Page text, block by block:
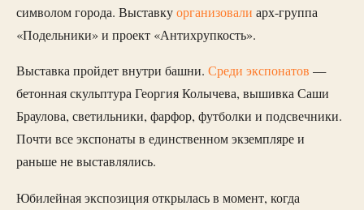
символом города. Выставкуорганизовали арх-группа
«Подельники» и проект «Антихрупкость».
Выставка пройдет внутри башни. Среди экспонатов —
бетонная скульптура Георгия Колычева, вышивка Саши
Браулова, светильники, фарфор, футболки и подсвечники.
Почти все экспонаты в единственном экземпляре и
раньше не выставлялись.
Юбилейная экспозиция открылась в момент, когда